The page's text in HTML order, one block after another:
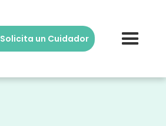
Solicita un Cuidador